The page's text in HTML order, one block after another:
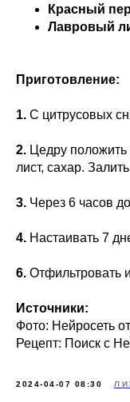
Красный
Лавровый
Приготовление:
1. С цитрусовых
2. Цедру
лист, сахар.
3. Через 6 часов
4. Настаивать 7
6. Отфильтровать
Источники:
Фото: Нейросеть
Рецепт: Поиск с
2024-04-07 08:30